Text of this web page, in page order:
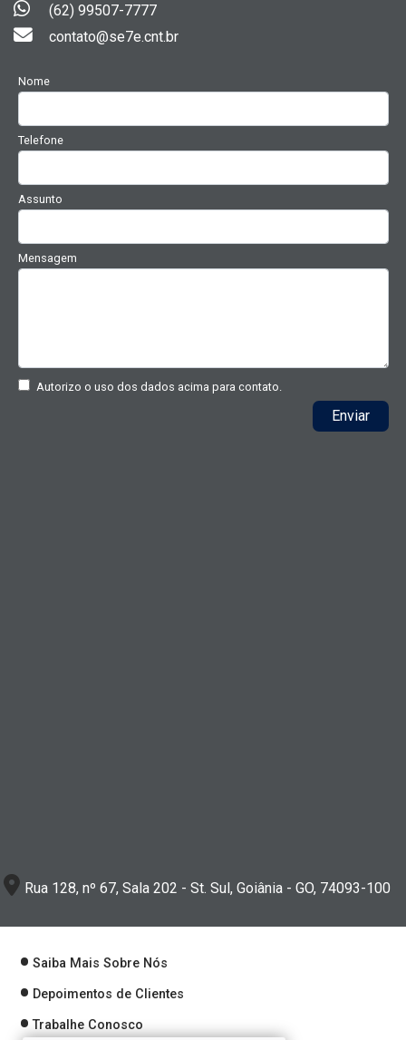
(62) 99507-7777
contato@se7e.cnt.br
Nome
Telefone
Assunto
Mensagem
Autorizo o uso dos dados acima para contato.
Enviar
Rua 128, nº 67, Sala 202 - St. Sul, Goiânia - GO, 74093-100
Saiba Mais Sobre Nós
Depoimentos de Clientes
Trabalhe Conosco